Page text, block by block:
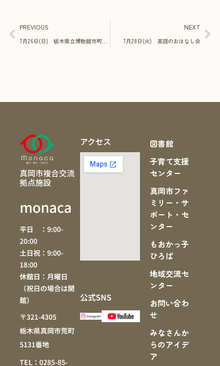
PREVIOUS
7月26日(日) 栃木県立博物館市町連携事業移動講座『コウホネって知ってる？～栃木県に残された希少な水草～』
NEXT
7月28日(火) 英語のおはなし会
真岡市複合交流
拠点施設
monaca
平日 ：9:00-
20:00
土日祝：9:00-
18:00
休館日：月曜日
（祝日の場合は開
館）
〒321-4305
栃木県真岡市荒町
5131番地
TEL：0285-85-
アクセス
公式SNS
図書館
子育て支援
センター
真岡市ファ
ミリー・サ
ポート・セ
ンター
もおかっ子
ひろば
地域交流セ
ンター
お問い合わ
せ
みなさんか
らのアイデ
ア